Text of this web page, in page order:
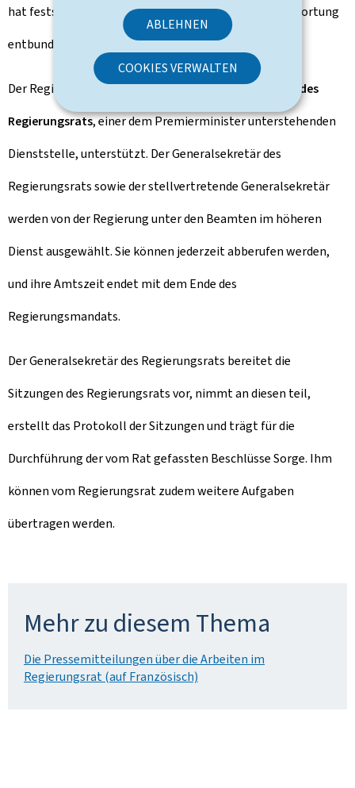
ABLEHNEN
COOKIES VERWALTEN
hat feststellen lassen, wird jedoch von seiner Verantwortung
entbunden.
Der Regierungsrat wird vomallgemeinen Sekretariat des
Regierungsrats, einer dem Premierminister unterstehenden
Dienststelle, unterstützt. Der Generalsekretär des
Regierungsrats sowie der stellvertretende Generalsekretär
werden von der Regierung unter den Beamten im höheren
Dienst ausgewählt. Sie können jederzeit abberufen werden,
und ihre Amtszeit endet mit dem Ende des
Regierungsmandats.
Der Generalsekretär des Regierungsrats bereitet die
Sitzungen des Regierungsrats vor, nimmt an diesen teil,
erstellt das Protokoll der Sitzungen und trägt für die
Durchführung der vom Rat gefassten Beschlüsse Sorge. Ihm
können vom Regierungsrat zudem weitere Aufgaben
übertragen werden.
Mehr zu diesem Thema
Die Pressemitteilungen über die Arbeiten im
Regierungsrat (auf Französisch)